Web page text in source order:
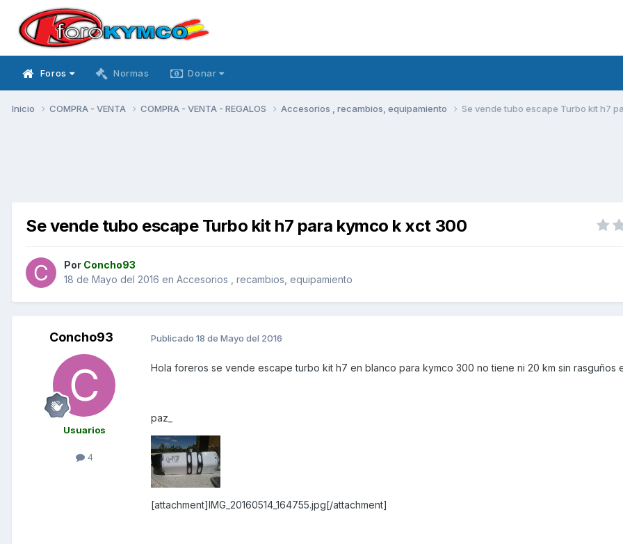
Foros Normas Donar
Inicio COMPRA - VENTA COMPRA - VENTA - REGALOS Accesorios , recambios, equipamiento Se vende tubo escape Turbo kit h7
Se vende tubo escape Turbo kit h7 para kymco k xct 300
Por Concho93
18 de Mayo del 2016 en Accesorios , recambios, equipamiento
Concho93
Usuarios
4
Publicado 18 de Mayo del 2016
Hola foreros se vende escape turbo kit h7 en blanco para kymco 300 no tiene ni 20 km sin rasguños
paz_
[attachment]IMG_20160514_164755.jpg[/attachment]